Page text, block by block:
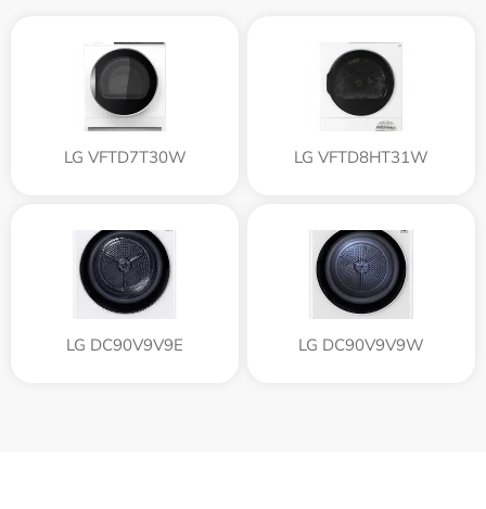
LG VFTD7T30W LG VFTD8HT31W
LG DC90V9V9E LG DC90V9V9W